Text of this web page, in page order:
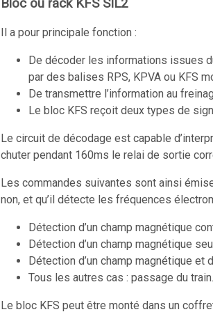
Bloc ou rack KFS SIL2
Il a pour principale fonction :
De décoder les informations issues
par des balises RPS, KPVA ou KFS
De transmettre l’information au
Le bloc KFS reçoit deux types de
Le circuit de décodage est capable
chuter pendant 160ms le relai de sortie
Les commandes suivantes sont ainsi
non, et qu’il détecte les fréquences
Détection d’un champ magnétique
Détection d’un champ magnétique
Détection d’un champ magnétique et
Tous les autres cas : passage du train.
Le bloc KFS peut être monté dans un